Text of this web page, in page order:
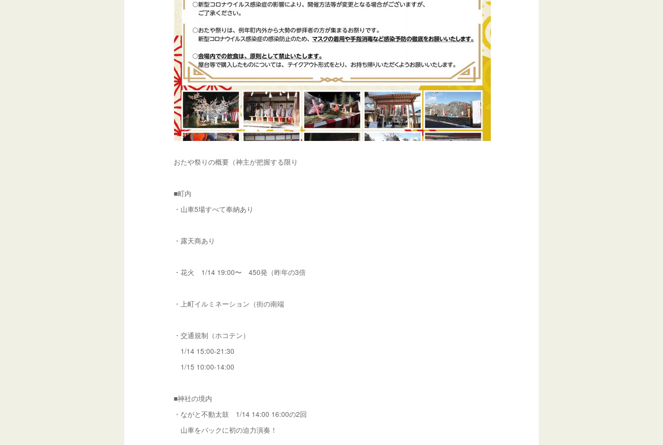
おたや祭りの概要（神主が把握する限り
■町内
・山車5場すべて奉納あり
・露天商あり
・花火 1/14 19:00〜 450発（昨年の3倍
・上町イルミネーション（街の南端
・交通規制（ホコテン）
1/14 15:00-21:30
1/15 10:00-14:00
■神社の境内
・ながと不動太鼓 1/14 14:00 16:00の2回
山車をバックに初の迫力演奏！